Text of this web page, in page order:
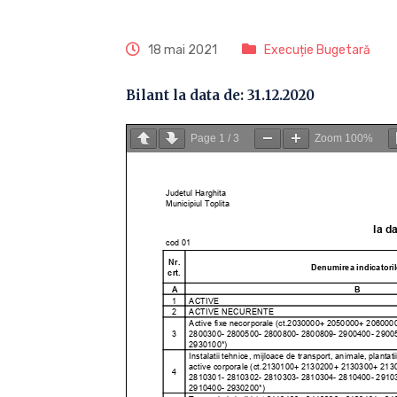
18 mai 2021 Execuție Bugetară
Bilant la data de: 31.12.2020
Page 1 / 3 Zoom 100%